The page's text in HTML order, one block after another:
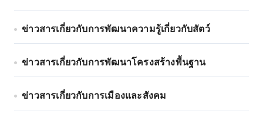
ข่าวสารเกี่ยวกับการพัฒนาความรู้เกี่ยวกับสัตว์
ข่าวสารเกี่ยวกับการพัฒนาโครงสร้างพื้นฐาน
ข่าวสารเกี่ยวกับการเมืองและสังคม